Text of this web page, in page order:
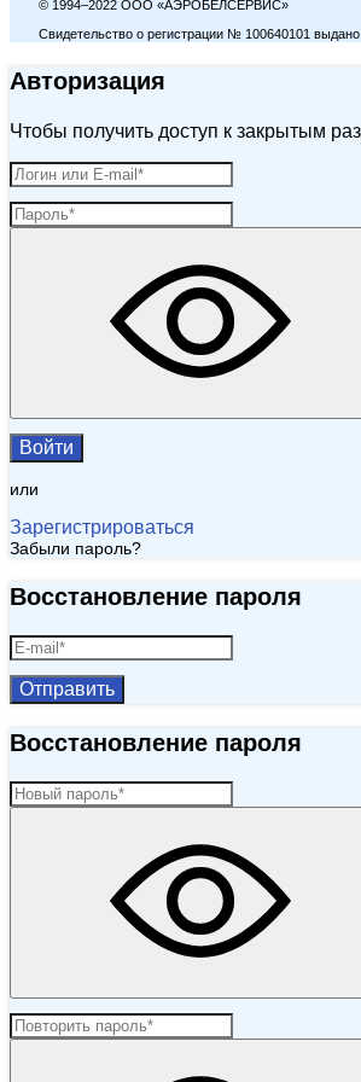
© 1994–2022 ООО «АЭРОБЕЛСЕРВИС»
Свидетельство о регистрации № 100640101 выдано
Авторизация
Чтобы получить доступ к закрытым
Войти
или
Зарегистрироваться
Забыли пароль?
Восстановление пароля
Отправить
Восстановление пароля